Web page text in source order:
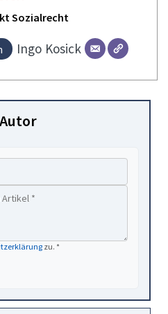
Sozialrecht
Ingo Kosick
zu. *